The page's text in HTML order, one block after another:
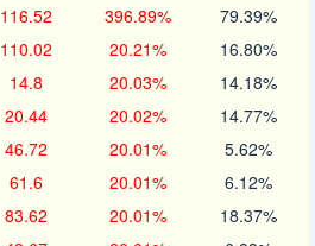
116.52 396.89% 79.39%
110.02 20.21% 16.80%
14.8 20.03% 14.18%
20.44 20.02% 14.77%
46.72 20.01% 5.62%
61.6 20.01% 6.12%
83.62 20.01% 18.37%